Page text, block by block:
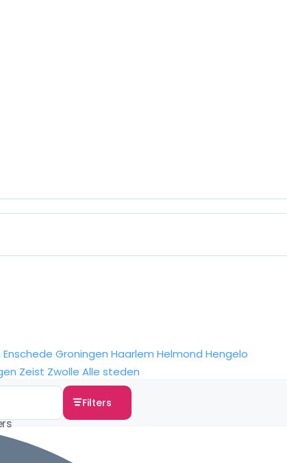
Enschede Groningen Haarlem Helmond Hengelo
Zeist Zwolle Alle steden
Filters